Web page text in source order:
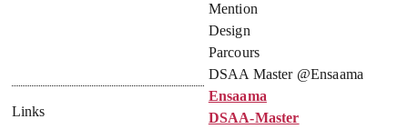
Mention
Design
Parcours
DSAA Master @Ensaama
Links
Ensaama
DSAA-Master